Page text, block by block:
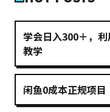
学会日入300＋，
教学
闲鱼0成本正规项目